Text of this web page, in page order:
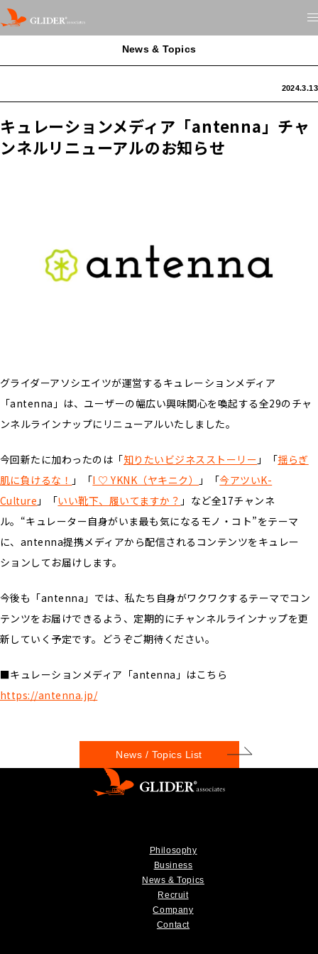
News & Topics
2024.3.13
キュレーションメディア「antenna」チャ
ンネルリニューアルのお知らせ
グライダーアソシエイツが運営するキュレーションメディア
「antenna」は、ユーザーの幅広い興味関心を喚起する全29のチャ
ンネルラインナップにリニューアルいたしました。
今回新たに加わったのは「知りたいビジネスストーリー 」「揺らぎ
肌に負けるな！ 」「I ♡ YKNK（ヤキニク） 」「今アツいK-
Culture 」「いい靴下、履いてますか？ 」など全17チャンネ
ル。“キュレーター自身がいま最も気になるモノ・コト”をテーマ
に、antenna提携メディアから配信されるコンテンツをキュレー
ションしてお届けします。
今後も「antenna」では、私たち自身がワクワクするテーマでコン
テンツをお届けできるよう、定期的にチャンネルラインナップを更
新していく予定です。どうぞご期待ください。
■キュレーションメディア「antenna」はこちら
https://antenna.jp/
News / Topics List
Philosophy
Business
News & Topics
Recruit
Company
Contact